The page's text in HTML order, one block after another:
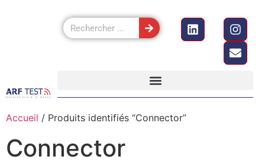
Accueil / Produits identifiés “Connector”
Connector